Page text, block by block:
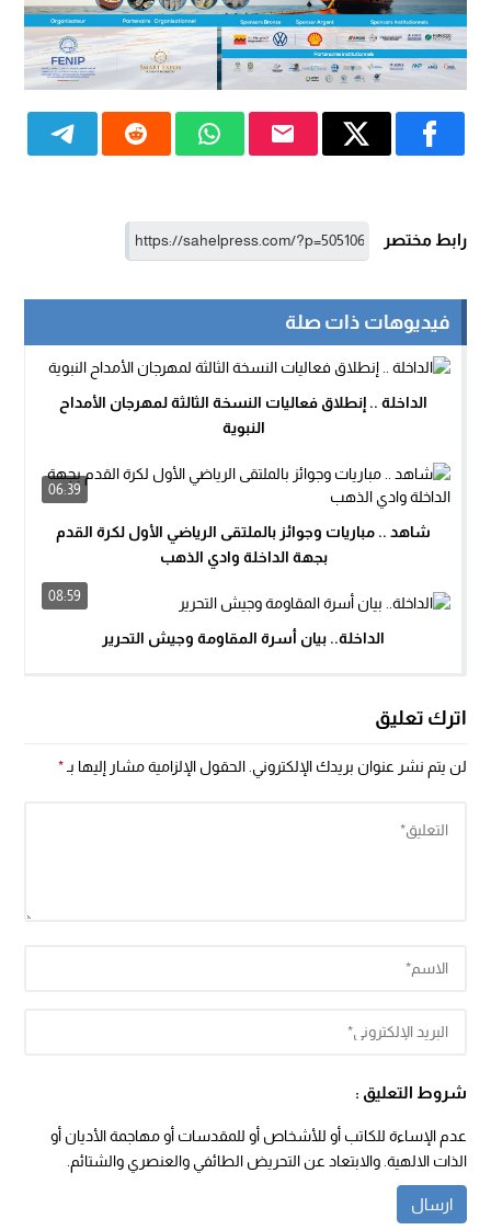
رابط مختصر
فيديوهات ذات صلة
الداخلة .. إنطلاق فعاليات النسخة الثالثة لمهرجان الأمداح
النبوية
06:39
شاهد .. مباريات وجوائز بالملتقى الرياضي الأول لكرة القدم
بجهة الداخلة وادي الذهب
08:59
الداخلة.. بيان أسرة المقاومة وجيش التحرير
اترك تعليق
لن يتم نشر عنوان بريدك الإلكتروني. الحقول الإلزامية مشار إليها بـ*
شروط التعليق :
عدم الإساءة للكاتب أو للأشخاص أو للمقدسات أو مهاجمة الأديان أو
الذات الالهية. والابتعاد عن التحريض الطائفي والعنصري والشتائم.